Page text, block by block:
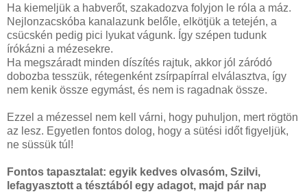
Ha kiemeljük a habverőt, szakadozva folyjon le róla a máz.
Nejlonzacskóba kanalazunk belőle, elkötjük a tetején, a
csücskén pedig pici lyukat vágunk. Így szépen tudunk
írókázni a mézesekre.
Ha megszáradt minden díszítés rajtuk, akkor jól záródó
dobozba tesszük, rétegenként zsírpapírral elválasztva, így
nem kenik össze egymást, és nem is ragadnak össze.
Ezzel a mézessel nem kell várni, hogy puhuljon, mert rögtön
az lesz. Egyetlen fontos dolog, hogy a sütési időt figyeljük,
ne süssük túl!
Fontos tapasztalat: egyik kedves olvasóm, Szilvi,
lefagyasztott a tésztából egy adagot, majd pár nap